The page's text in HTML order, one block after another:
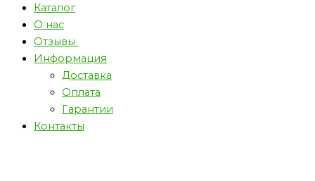
Каталог
О нас
Отзывы
Информация
Доставка
Оплата
Гарантии
Контакты